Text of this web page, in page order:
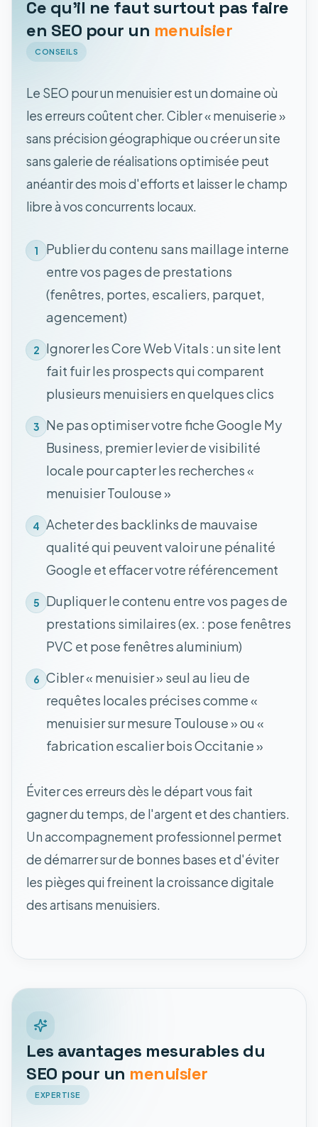
Ce qu'il ne faut surtout pas faire
en SEO pour un menuisier
CONSEILS
Le SEO pour un menuisier est un domaine où
les erreurs coûtent cher. Cibler « menuiserie »
sans précision géographique ou créer un site
sans galerie de réalisations optimisée peut
anéantir des mois d'efforts et laisser le champ
libre à vos concurrents locaux.
1
Publier du contenu sans maillage interne
entre vos pages de prestations
(fenêtres, portes, escaliers, parquet,
agencement)
2 Ignorer les Core Web Vitals : un site lent
fait fuir les prospects qui comparent
plusieurs menuisiers en quelques clics
3 Ne pas optimiser votre fiche Google My
Business, premier levier de visibilité
locale pour capter les recherches «
menuisier Toulouse »
4 Acheter des backlinks de mauvaise
qualité qui peuvent valoir une pénalité
Google et effacer votre référencement
5 Dupliquer le contenu entre vos pages de
prestations similaires (ex. : pose fenêtres
PVC et pose fenêtres aluminium)
6 Cibler « menuisier » seul au lieu de
requêtes locales précises comme «
menuisier sur mesure Toulouse » ou «
fabrication escalier bois Occitanie »
Éviter ces erreurs dès le départ vous fait
gagner du temps, de l'argent et des chantiers.
Un accompagnement professionnel permet
de démarrer sur de bonnes bases et d'éviter
les pièges qui freinent la croissance digitale
des artisans menuisiers.
Les avantages mesurables du
SEO pour un menuisier
EXPERTISE